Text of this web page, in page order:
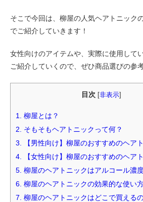
そこで今回は、柳屋の人気ヘアトニック
でご紹介していきます！
女性向けのアイテムや、実際に使用して
ご紹介していくので、ぜひ商品選びの参
目次 [非表示]
1.
柳屋とは？
2.
そもそもヘアトニックって何？
3.
【男性向け】柳屋のおすすめのヘア
4.
【女性向け】柳屋のおすすめのヘア
5. 柳屋のヘアトニックはアルコール濃
6. 柳屋のヘアトニックの効果的な使い
7. 柳屋のヘアトニックはどこで買える